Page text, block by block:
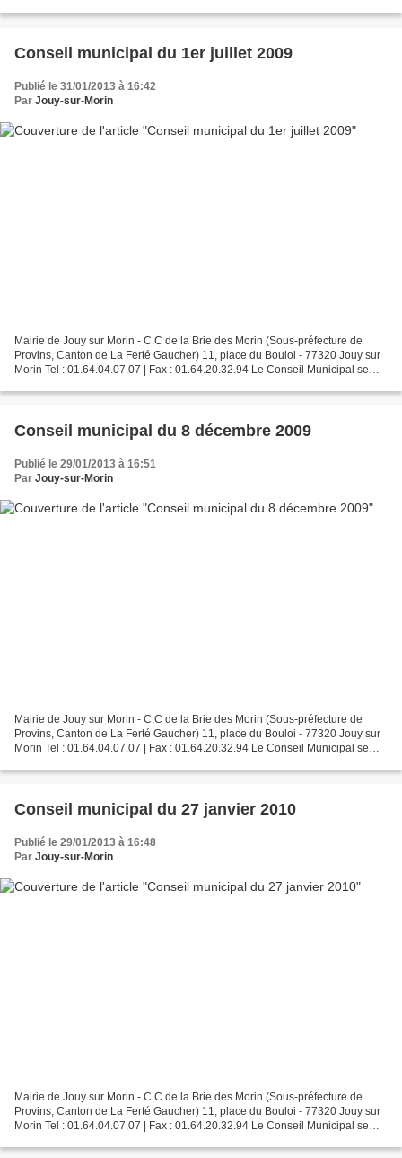
Conseil municipal du 1er juillet 2009
Publié le 31/01/2013 à 16:42
Par Jouy-sur-Morin
Mairie de Jouy sur Morin - C.C de la Brie des Morin (Sous-préfecture de
Provins, Canton de La Ferté Gaucher) 11, place du Bouloi - 77320 Jouy sur
Morin Tel : 01.64.04.07.07 | Fax : 01.64.20.32.94 Le Conseil Municipal se
Conseil municipal du 8 décembre 2009
Publié le 29/01/2013 à 16:51
Par Jouy-sur-Morin
Mairie de Jouy sur Morin - C.C de la Brie des Morin (Sous-préfecture de
Provins, Canton de La Ferté Gaucher) 11, place du Bouloi - 77320 Jouy sur
Morin Tel : 01.64.04.07.07 | Fax : 01.64.20.32.94 Le Conseil Municipal se
Conseil municipal du 27 janvier 2010
Publié le 29/01/2013 à 16:48
Par Jouy-sur-Morin
Mairie de Jouy sur Morin - C.C de la Brie des Morin (Sous-préfecture de
Provins, Canton de La Ferté Gaucher) 11, place du Bouloi - 77320 Jouy sur
Morin Tel : 01.64.04.07.07 | Fax : 01.64.20.32.94 Le Conseil Municipal se